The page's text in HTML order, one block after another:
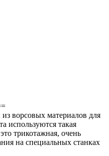
ворсовых материалов для
используются такая
трикотажная, очень
на специальных станках